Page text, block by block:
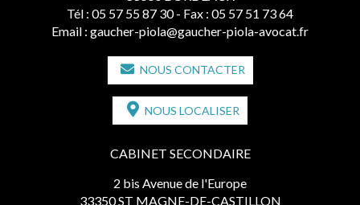
Tél : 05 57 55 87 30 - Fax : 05 57 51 73 64
Email : gaucher-piola@gaucher-piola-avocat.fr
NOUS CONTACTER
NOUS LOCALISER
CABINET SECONDAIRE
2 bis Avenue de l'Europe
33350 ST MAGNE-DE-CASTILLON